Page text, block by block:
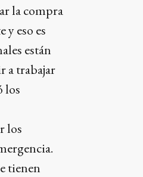
la compra
eso es
están
a trabajar
los
los
tienen